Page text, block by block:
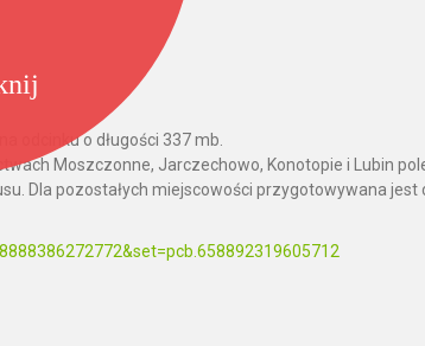
odcinku o długości 337 mb.
Moszczonne, Jarczechowo, Konotopie i Lubin
Dla pozostałych miejscowości przygotowywana